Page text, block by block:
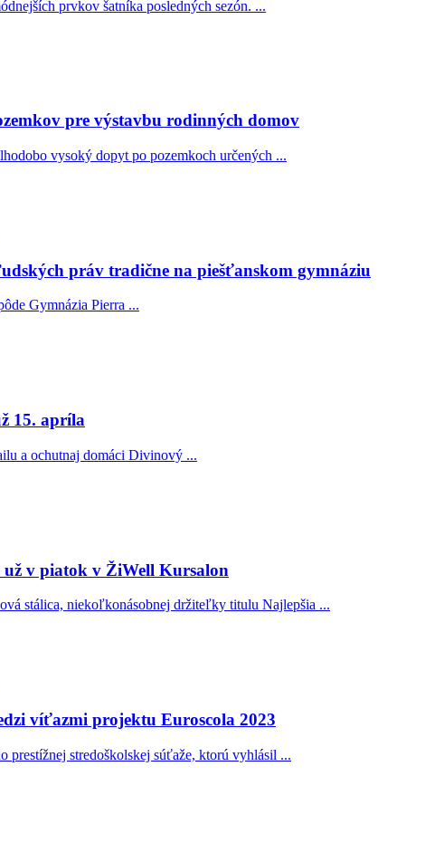
prvkov šatníka posledných sezón. ...
pre výstavbu rodinných domov
vysoký dopyt po pozemkoch určených ...
práv tradične na piešťanskom gymnáziu
Gymnázia Pierra ...
15. apríla
a ochutnaj domáci Divinový ...
už v piatok v ŽiWell Kursalon
stálica, niekoľkonásobnej držiteľky titulu Najlepšia ...
víťazmi projektu Euroscola 2023
prestížnej stredoškolskej súťaže, ktorú vyhlásil ...